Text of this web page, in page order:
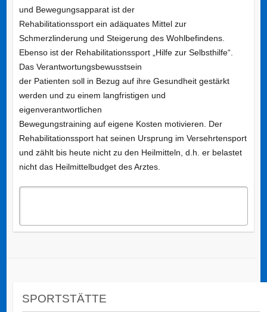
und Bewegungsapparat ist der
Rehabilitationssport ein adäquates Mittel zur
Schmerzlinderung und Steigerung des Wohlbefindens.
Ebenso ist der Rehabilitationssport „Hilfe zur Selbsthilfe“.
Das Verantwortungsbewusstsein
der Patienten soll in Bezug auf ihre Gesundheit gestärkt
werden und zu einem langfristigen und
eigenverantwortlichen
Bewegungstraining auf eigene Kosten motivieren. Der
Rehabilitationssport hat seinen Ursprung im Versehrtensport
und zählt bis heute nicht zu den Heilmitteln, d.h. er belastet
nicht das Heilmittelbudget des Arztes.
SPORTSTÄTTE